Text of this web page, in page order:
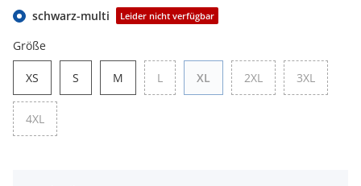
schwarz-multi
Leider nicht verfügbar
Größe
XS S M LL XL 2XL2XL 3XL3XL
4XL4XL